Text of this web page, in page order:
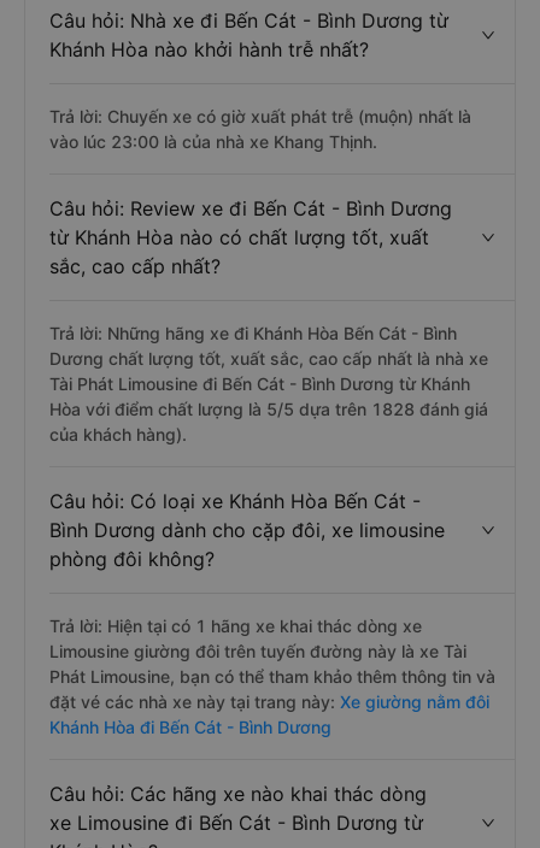
Câu hỏi: Nhà xe đi Bến Cát - Bình Dương từ
Khánh Hòa nào khởi hành trễ nhất?
Trả lời: Chuyến xe có giờ xuất phát trễ (muộn) nhất là
vào lúc 23:00 là của nhà xe Khang Thịnh.
Câu hỏi: Review xe đi Bến Cát - Bình Dương
từ Khánh Hòa nào có chất lượng tốt, xuất
sắc, cao cấp nhất?
Trả lời: Những hãng xe đi Khánh Hòa Bến Cát - Bình
Dương chất lượng tốt, xuất sắc, cao cấp nhất là nhà xe
Tài Phát Limousine đi Bến Cát - Bình Dương từ Khánh
Hòa với điểm chất lượng là 5/5 dựa trên 1828 đánh giá
của khách hàng).
Câu hỏi: Có loại xe Khánh Hòa Bến Cát -
Bình Dương dành cho cặp đôi, xe limousine
phòng đôi không?
Trả lời: Hiện tại có 1 hãng xe khai thác dòng xe
Limousine giường đôi trên tuyến đường này là xe Tài
Phát Limousine, bạn có thể tham khảo thêm thông tin và
đặt vé các nhà xe này tại trang này: Xe giường nằm đôi
Khánh Hòa đi Bến Cát - Bình Dương
Câu hỏi: Các hãng xe nào khai thác dòng
xe Limousine đi Bến Cát - Bình Dương từ